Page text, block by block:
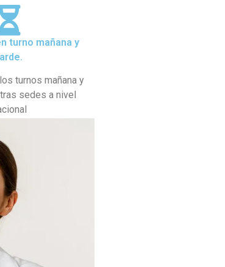
turno mañana y
turnos mañana y
sedes a nivel